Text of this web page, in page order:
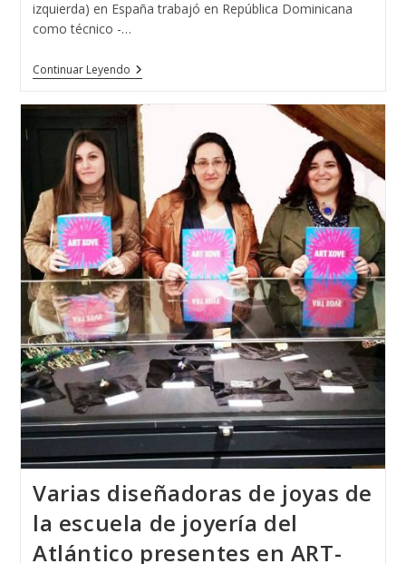
izquierda) en España trabajó en República Dominicana
como técnico -…
Continuar LeyendoLa
Escuela
De
Joyería
Del
Atlántico
En
República
Dominicana
Varias diseñadoras de joyas de
la escuela de joyería del
Atlántico presentes en ART-